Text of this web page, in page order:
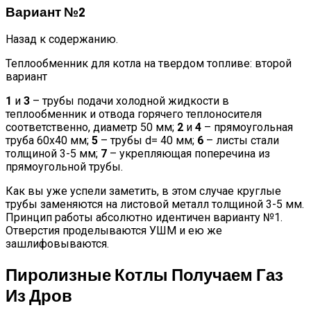
Вариант №2
Назад к содержанию.
Теплообменник для котла на твердом топливе: второй
вариант
1 и 3 – трубы подачи холодной жидкости в
теплообменник и отвода горячего теплоносителя
соответственно, диаметр 50 мм; 2 и 4 – прямоугольная
труба 60х40 мм; 5 – трубы d= 40 мм; 6 – листы стали
толщиной 3-5 мм; 7 – укрепляющая поперечина из
прямоугольной трубы.
Как вы уже успели заметить, в этом случае круглые
трубы заменяются на листовой металл толщиной 3-5 мм.
Принцип работы абсолютно идентичен варианту №1.
Отверстия проделываются УШМ и ею же
зашлифовываются.
Пиролизные Котлы Получаем Газ
Из Дров